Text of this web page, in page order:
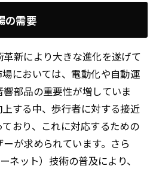
の需要
新により大きな進化を遂げて
においては、電動化や自動運
部品の重要性が増していま
する中、歩行者に対する接近
おり、これに対応するための
が求められています。さら
ネット）技術の普及により、